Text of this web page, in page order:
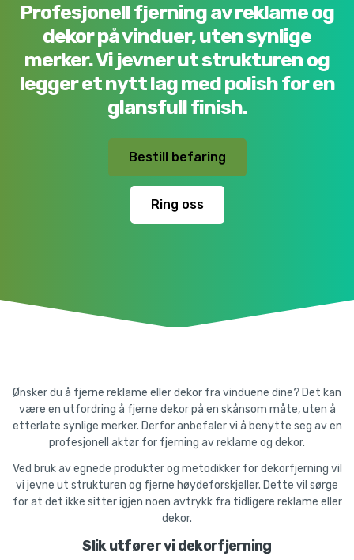
Profesjonell fjerning av reklame og
dekor på vinduer, uten synlige
merker. Vi jevner ut strukturen og
legger et nytt lag med polish for en
glansfull finish.
Bestill befaring
Ring oss
Ønsker du å fjerne reklame eller dekor fra vinduene dine? Det kan
være en utfordring å fjerne dekor på en skånsom måte, uten å
etterlate synlige merker. Derfor anbefaler vi å benytte seg av en
profesjonell aktør for fjerning av reklame og dekor.
Ved bruk av egnede produkter og metodikker for dekorfjerning vil
vi jevne ut strukturen og fjerne høydeforskjeller. Dette vil sørge
for at det ikke sitter igjen noen avtrykk fra tidligere reklame eller
dekor.
Slik utfører vi dekorfjerning